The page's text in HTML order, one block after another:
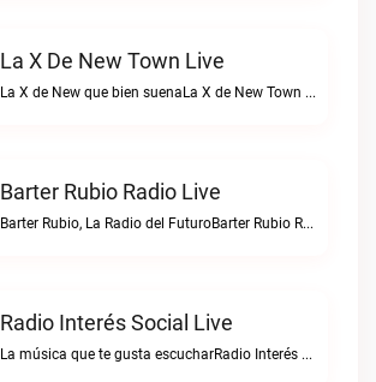
La X De New Town Live
La X de New que bien suenaLa X de New Town live
Barter Rubio Radio Live
Barter Rubio, La Radio del FuturoBarter Rubio Radio live
Radio Interés Social Live
La música que te gusta escucharRadio Interés Social live